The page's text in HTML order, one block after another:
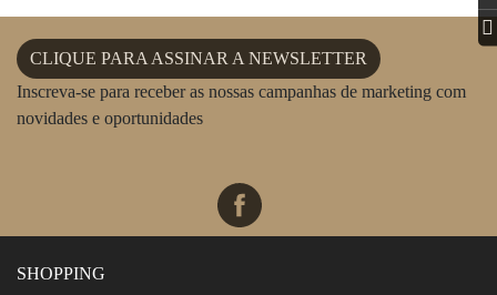
CLIQUE PARA ASSINAR A NEWSLETTER
Inscreva-se para receber as nossas campanhas de marketing com
novidades e oportunidades
SHOPPING